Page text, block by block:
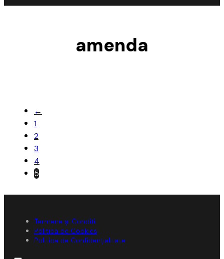
amenda
←
1
2
3
4
5
Termene și Condiții
Politica de Cookies
Politica de Confidențialitate